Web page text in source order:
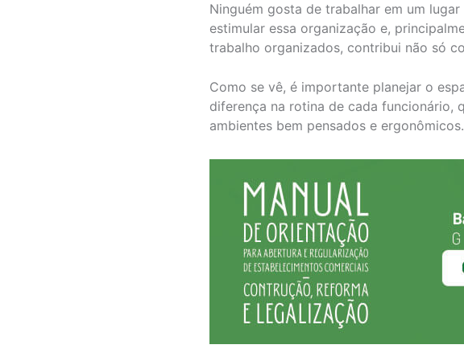
Ninguém gosta de trabalhar em um
estimular essa organização e,
trabalho organizados, contribui não só
Como se vê, é importante planejar o
diferença na rotina de cada funcionário,
ambientes bem pensados e ergonômicos.